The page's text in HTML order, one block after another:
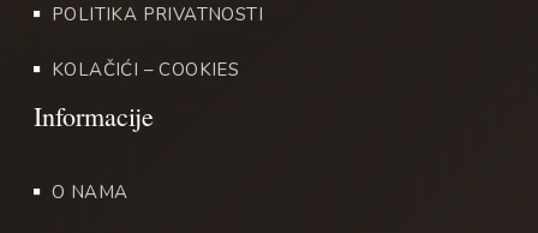
POLITIKA PRIVATNOSTI
KOLAČIĆI – COOKIES
O NAMA